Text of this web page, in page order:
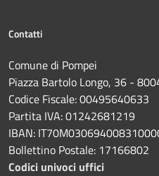
Contatti
Comune di Pompei
Piazza Bartolo Longo, 36 -
Codice Fiscale: 00495640633
Partita IVA: 01242681219
IBAN:
Bollettino Postale: 17166802
Codici univoci uffici